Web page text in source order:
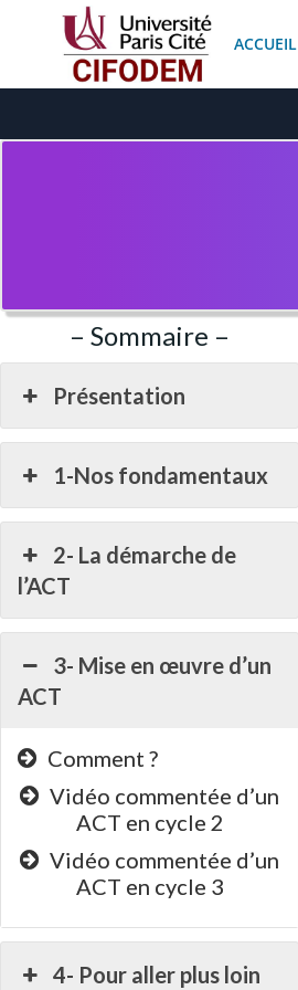
ACCUEIL
– Sommaire –
Présentation
1-Nos fondamentaux
2- La démarche de
l’ACT
3- Mise en œuvre d’un
ACT
Comment ?
Vidéo commentée d’un
ACT en cycle 2
Vidéo commentée d’un
ACT en cycle 3
4- Pour aller plus loin